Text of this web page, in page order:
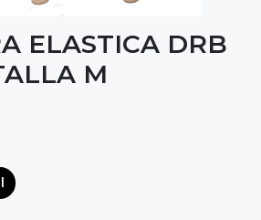
ELASTICA DRB
M